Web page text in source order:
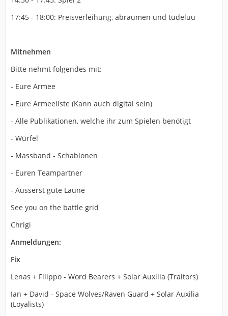
17:45 - 18:00: Preisverleihung, abräumen und tüdelüü
Mitnehmen
Bitte nehmt folgendes mit:
- Eure Armee
- Eure Armeeliste (Kann auch digital sein)
- Alle Publikationen, welche ihr zum Spielen benötigt
- Würfel
- Massband - Schablonen
- Euren Teampartner
- Äusserst gute Laune
See you on the battle grid
Chrigi
Anmeldungen:
Fix
Lenas + Filippo - Word Bearers + Solar Auxilia (Traitors)
Ian + David - Space Wolves/Raven Guard + Solar Auxilia
(Loyalists)